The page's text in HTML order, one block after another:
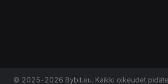
© 2025-2026 Bybit.eu. Kaikki oikeudet